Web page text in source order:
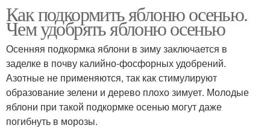
Как подкормить яблоню осенью.
Чем удобрять яблоню осенью
Осенняя подкормка яблони в зиму заключается в
заделке в почву калийно-фосфорных удобрений.
Азотные не применяются, так как стимулируют
образование зелени и дерево плохо зимует. Молодые
яблони при такой подкормке осенью могут даже
погибнуть в морозы.